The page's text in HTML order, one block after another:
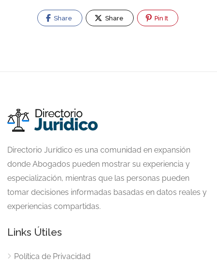
Share Share Pin It
Directorio Jurídico es una comunidad en expansión
donde Abogados pueden mostrar su experiencia y
especialización, mientras que las personas pueden
tomar decisiones informadas basadas en datos reales y
experiencias compartidas.
Links Útiles
Política de Privacidad